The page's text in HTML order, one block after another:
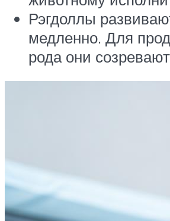
Рэгдоллы
медленно. Для
рода они